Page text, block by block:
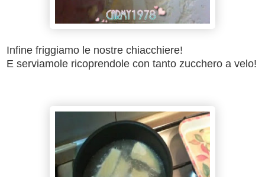
Infine friggiamo le nostre chiacchiere!
E serviamole ricoprendole con tanto zucchero a velo!